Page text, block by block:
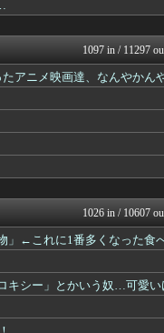
fig速
アニチャット
おたくみくす 声
アニはつ -アニメ
最強ジャンプ放送
ぴこ速(〃'∇'〃)？
それからの出来事
ガンダムブログ（
異世界転生まとめ
ぐら速 -声優まと
おたくみくす 声
1097 in / 11297
アニメ映画達、なんやかん
1026 in / 10607
」←これに1番多くなった
キシー」とかいう奴…可愛